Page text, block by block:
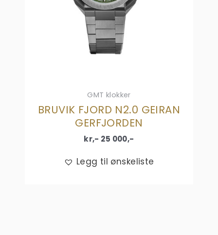
GMT klokker
BRUVIK FJORD N2.0 GEIRAN
GERFJORDEN
kr,- 25 000,-
Legg til ønskeliste